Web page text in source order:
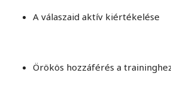
A válaszaid aktív kiértékelése
Örökös hozzáférés a